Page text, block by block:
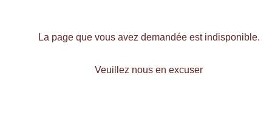
La page que vous avez demandée est indisponible.
Veuillez nous en excuser